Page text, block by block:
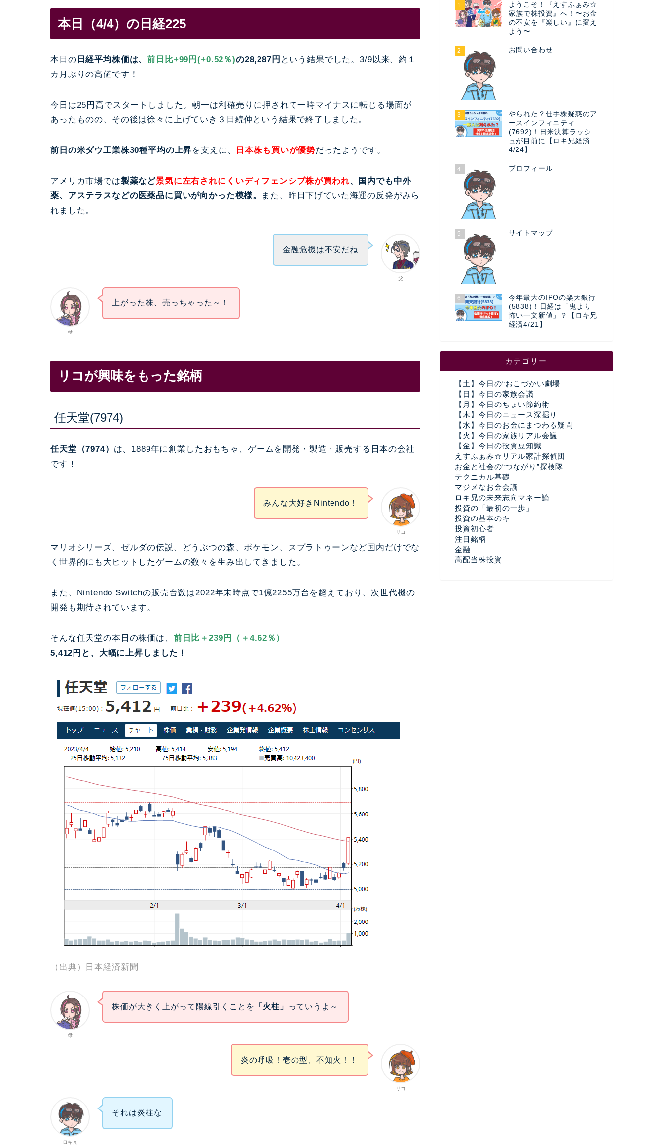
本日（4/4）の日経225
本日の 日経平均株価は、前日比+99円(+0.52％)の28,287円 という結果でした。3/9以来、約１
カ月ぶりの高値です！
今日は25円高でスタートしました。朝一は利確売りに押されて一時マイナスに転じる場面が
あったものの、その後は徐々に上げていき３日続伸という結果で終了しました。
前日の米ダウ工業株30種平均の上昇を支えに、 日本株も買いが優勢だったようです。
アメリカ市場では製薬など景気に左右されにくいディフェンシブ株が買われ、国内でも中外
薬、アステラスなどの医薬品に買いが向かった模様。
また、昨日下げていた海運の反発がみら
れました。
父
金融危機は不安だね
母
上がった株、売っちゃった～！
リコが興味をもった銘柄
任天堂(7974)
任天堂（7974） は、1889年に創業したおもちゃ、ゲームを開発・製造・販売する日本の会社
です！
リコ
みんな大好きNintendo！
マリオシリーズ、ゼルダの伝説、どうぶつの森、ポケモン、スプラトゥーンなど国内だけでな
く世界的にも大ヒットしたゲームの数々を生み出してきました。
また、Nintendo Switchの販売台数は2022年末時点で1億2255万台を超えており、次世代機の
開発も期待されています。
そんな任天堂の本日の株価は、 前日比＋239円（＋4.62％）
5,412円と、大幅に上昇しました！
（出典）日本経済新聞
母
株価が大きく上がって陽線引くことを 「火柱」 っていうよ～
リコ
炎の呼吸！壱の型、不知火！！
ロキ兄
それは炎柱な
1
ようこそ！『えすふぁみ☆
家族で株投資』へ！〜お金
の不安を『楽しい』に変え
よう〜
2 お問い合わせ
3
やられた？仕手株疑惑のア
ースインフィニティ
(7692)！日米決算ラッシ
ュが目前に【ロキ兄経済
4/24】
4 プロフィール
5 サイトマップ
6
今年最大のIPOの楽天銀行
(5838)！日経は「鬼より
怖い一文新値」？【ロキ兄
経済4/21】
カテゴリー
【土】今日の“おこづかい劇場
【日】今日の家族会議
【月】今日のちょい節約術
【木】今日のニュース深掘り
【水】今日のお金にまつわる疑問
【火】今日の家族リアル会議
【金】今日の投資豆知識
えすふぁみ☆リアル家計探偵団
お金と社会の“つながり”探検隊
テクニカル基礎
マジメなお金会議
ロキ兄の未来志向マネー論
投資の「最初の一歩」
投資の基本のキ
投資初心者
注目銘柄
金融
高配当株投資